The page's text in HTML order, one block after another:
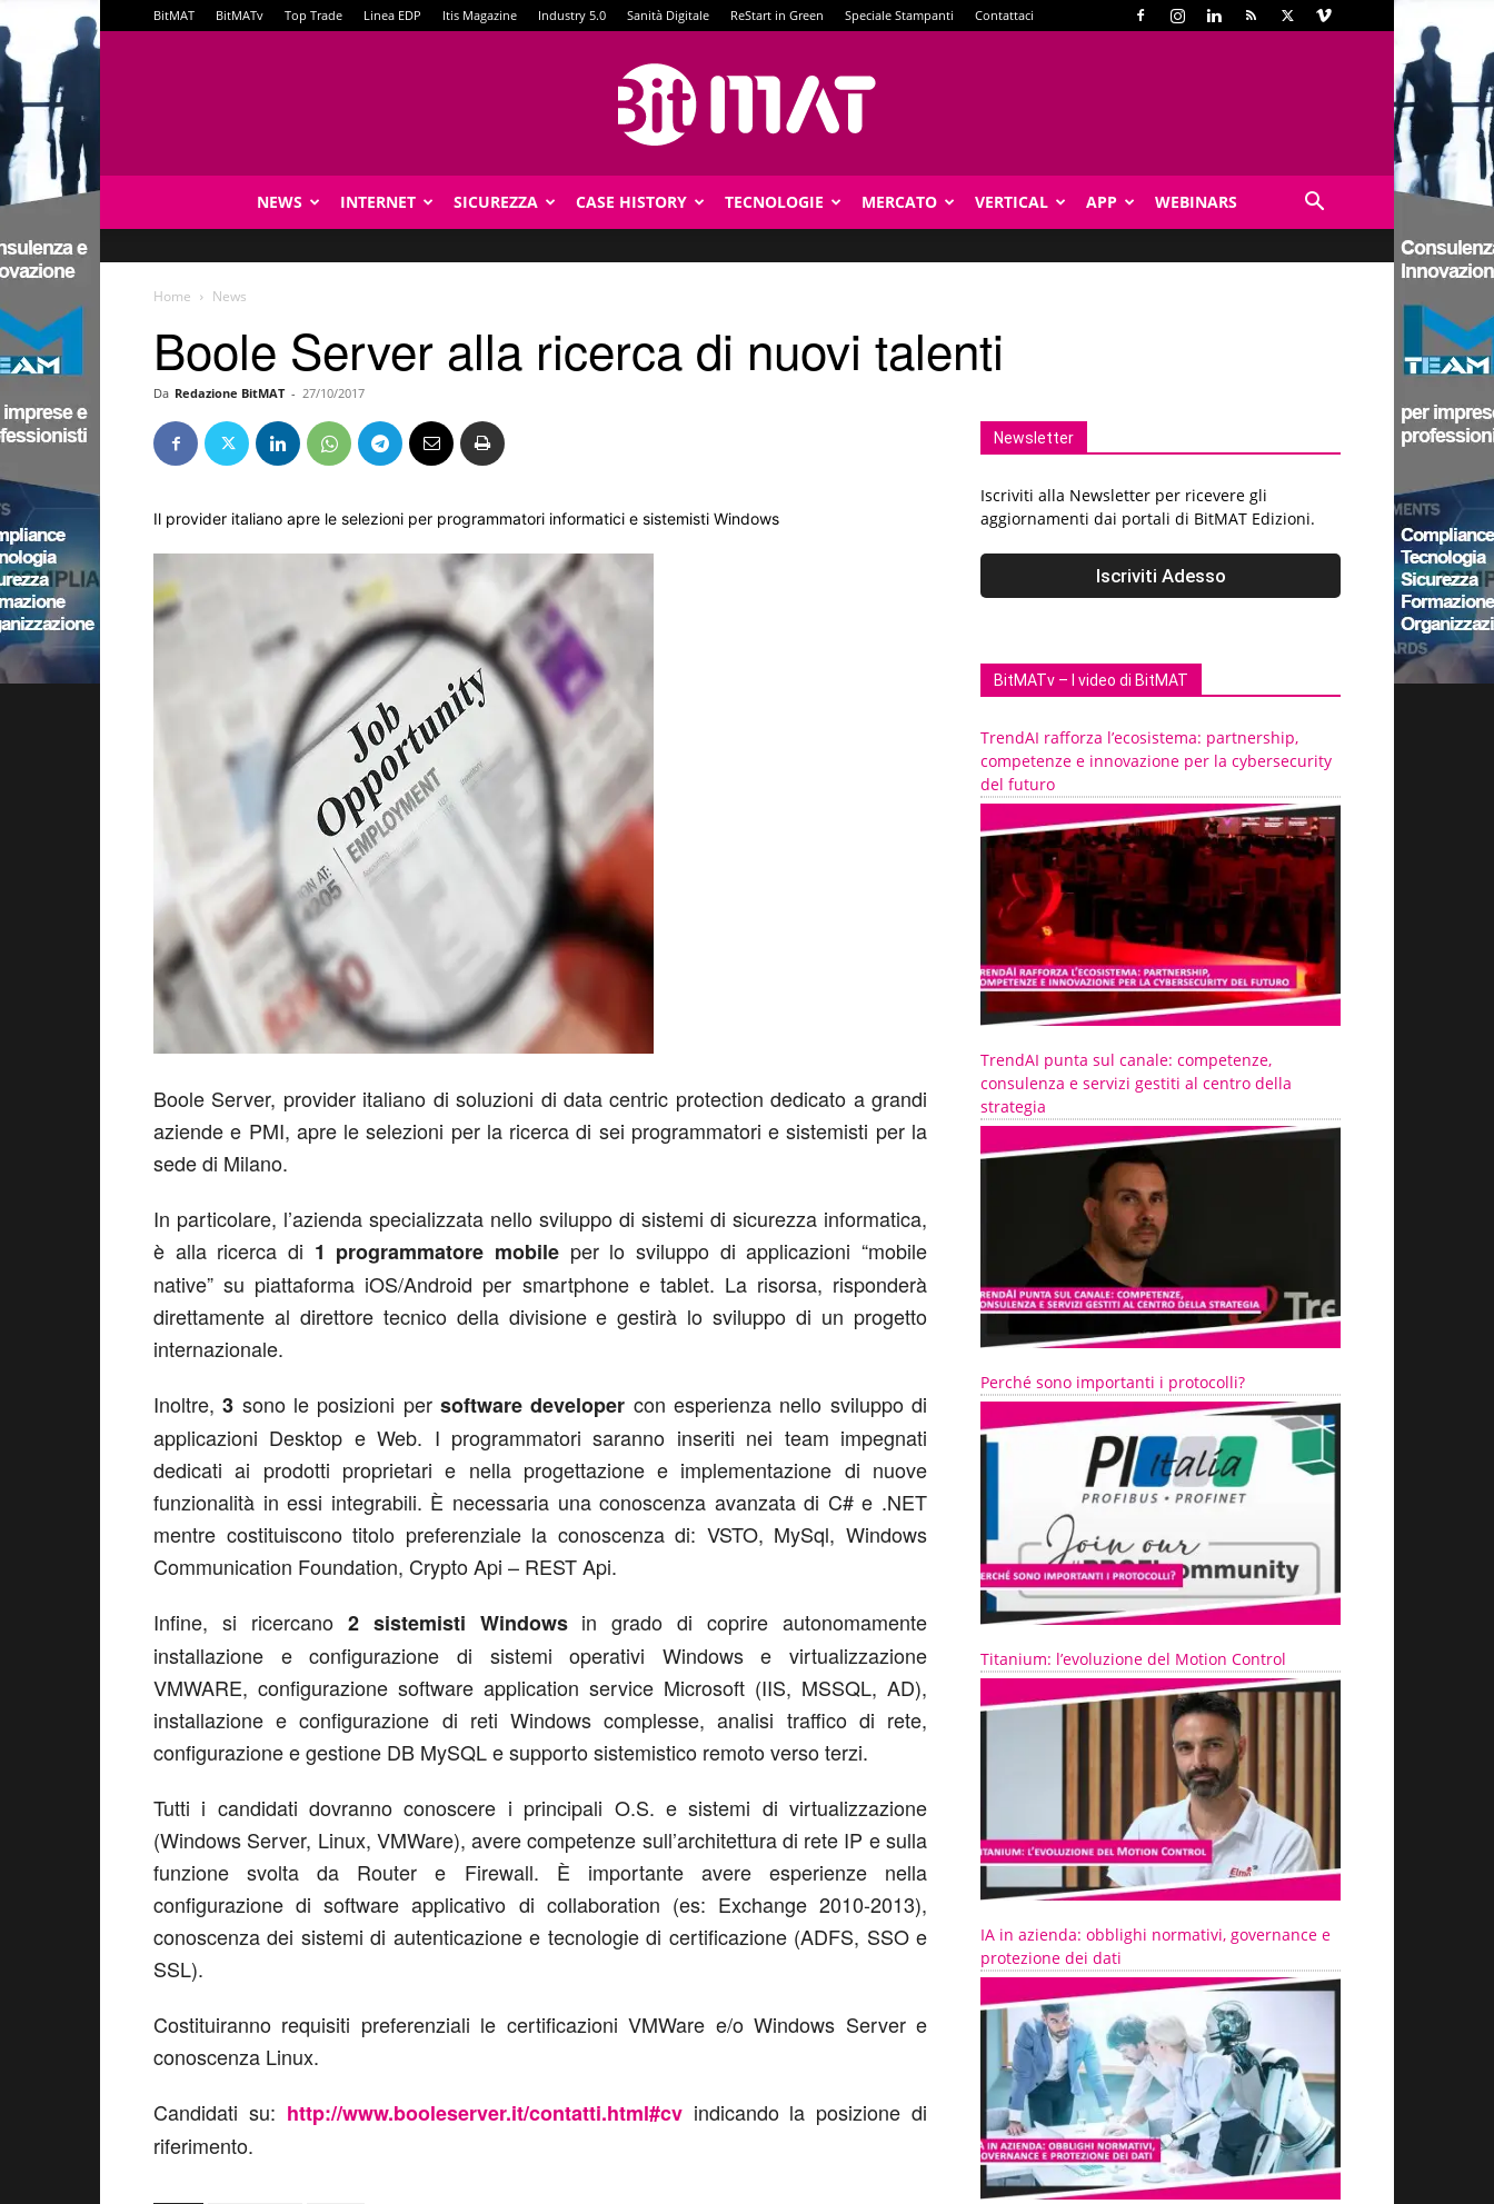
BitMAT BitMATv Top Trade Linea EDP Itis Magazine Industry 5.0 Sanità Digitale ReStart in Green Speciale Stampanti Contattaci
NEWS INTERNET SICUREZZA CASE HISTORY TECNOLOGIE MERCATO VERTICAL APP WEBINARS
Home News
Boole Server alla ricerca di nuovi talenti
Da Redazione BitMAT - 27/10/2017
Il provider italiano apre le selezioni per programmatori informatici e sistemisti Windows
Boole Server, provider italiano di soluzioni di data centric protection dedicato a grandi
aziende e PMI, apre le selezioni per la ricerca di sei programmatori e sistemisti per la
sede di Milano.
In particolare, l’azienda specializzata nello sviluppo di sistemi di sicurezza informatica,
è alla ricerca di 1 programmatore mobile per lo sviluppo di applicazioni “mobile
native” su piattaforma iOS/Android per smartphone e tablet. La risorsa, risponderà
direttamente al direttore tecnico della divisione e gestirà lo sviluppo di un progetto
internazionale.
Inoltre,3 sono le posizioni persoftware developer con esperienza nello sviluppo di
applicazioni Desktop e Web. I programmatori saranno inseriti nei team impegnati
dedicati ai prodotti proprietari e nella progettazione e implementazione di nuove
funzionalità in essi integrabili. È necessaria una conoscenza avanzata di C# e .NET
mentre costituiscono titolo preferenziale la conoscenza di: VSTO, MySql, Windows
Communication Foundation, Crypto Api – REST Api.
Infine, si ricercano 2 sistemisti Windowsin grado di coprire autonomamente
installazione e configurazione di sistemi operativi Windows e virtualizzazione
VMWARE, configurazione software application service Microsoft (IIS, MSSQL, AD),
installazione e configurazione di reti Windows complesse, analisi traffico di rete,
configurazione e gestione DB MySQL e supporto sistemistico remoto verso terzi.
Tutti i candidati dovranno conoscere i principali O.S. e sistemi di virtualizzazione
(Windows Server, Linux, VMWare), avere competenze sull’architettura di rete IP e sulla
funzione svolta da Router e Firewall. È importante avere esperienze nella
configurazione di software applicativo di collaboration (es: Exchange 2010-2013),
conoscenza dei sistemi di autenticazione e tecnologie di certificazione (ADFS, SSO e
SSL).
Costituiranno requisiti preferenziali le certificazioni VMWare e/o Windows Server e
conoscenza Linux.
Candidati su: http://www.booleserver.it/contatti.html#cv indicando la posizione di
riferimento.
Newsletter
Iscriviti alla Newsletter per ricevere gli
aggiornamenti dai portali di BitMAT Edizioni.
BitMATv – I video di BitMAT
TrendAI rafforza l’ecosistema: partnership,
competenze e innovazione per la cybersecurity
del futuro
TrendAI punta sul canale: competenze,
consulenza e servizi gestiti al centro della
strategia
Perché sono importanti i protocolli?
Titanium: l’evoluzione del Motion Control
IA in azienda: obblighi normativi, governance e
protezione dei dati